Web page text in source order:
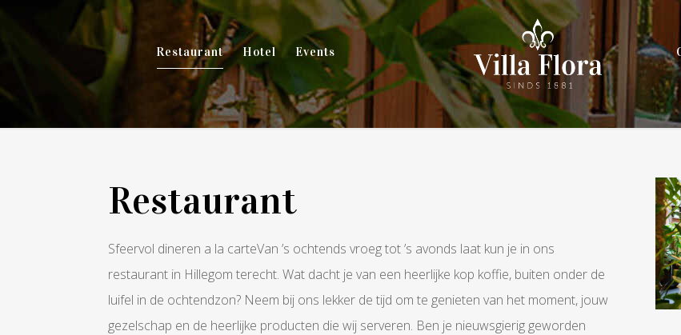
Restaurant Hotel Events
Restaurant
Sfeervol dineren a la carteVan ’s ochtends vroeg tot ’s avonds laat kun je in ons
restaurant in Hillegom terecht. Wat dacht je van een heerlijke kop koffie, buiten onder de
luifel in de ochtendzon? Neem bij ons lekker de tijd om te genieten van het moment, jouw
gezelschap en de heerlijke producten die wij serveren. Ben je nieuwsgierig geworden